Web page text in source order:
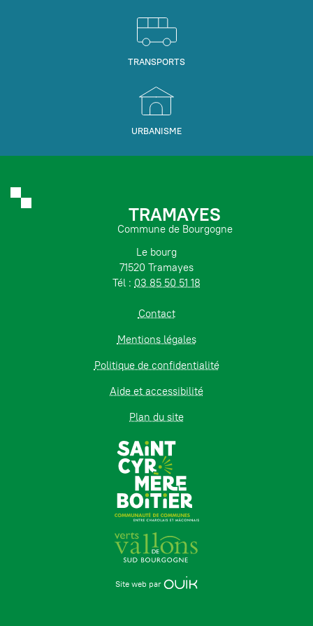
TRANSPORTS
URBANISME
TRAMAYES
Commune de Bourgogne
Le bourg
71520 Tramayes
Tél : 03 85 50 51 18
Contact
Mentions légales
Politique de confidentialité
Aide et accessibilité
Plan du site
Site web par